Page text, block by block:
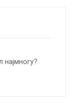
најмногу?